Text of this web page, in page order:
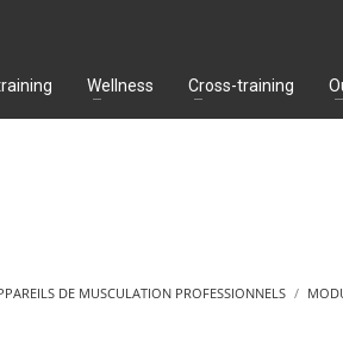
Wellness Cross-training
DE MUSCULATION PROFESSIONNELS